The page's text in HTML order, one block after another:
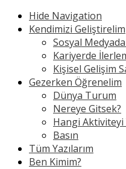
Hide Navigation
Kendimizi Geliştirelim
Sosyal
Kariyerde
Kişisel Gelişim
Gezerken Öğrenelim
Dünya Turum
Nereye Gitsek?
Hangi Aktiviteyi
Basın
Tüm Yazılarım
Ben Kimim?